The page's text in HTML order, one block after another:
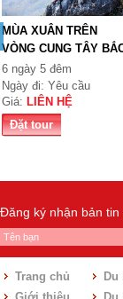
MÙA XUÂN TRÊN
VÒNG CUNG TÂY
TỔ QUỐ...
6 ngày 5 đêm
Ngày đi: Yêu cầu
Giá: LIÊN HỆ
Đặt tour
Đăng ký nhận bản
Trang chủ